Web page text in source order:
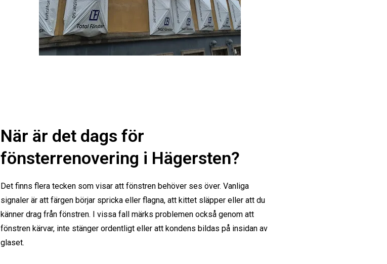
När är det dags för
fönsterrenovering i Hägersten?
Det finns flera tecken som visar att fönstren behöver ses över. Vanliga
signaler är att färgen börjar spricka eller flagna, att kittet släpper eller att du
känner drag från fönstren. I vissa fall märks problemen också genom att
fönstren kärvar, inte stänger ordentligt eller att kondens bildas på insidan av
glaset.